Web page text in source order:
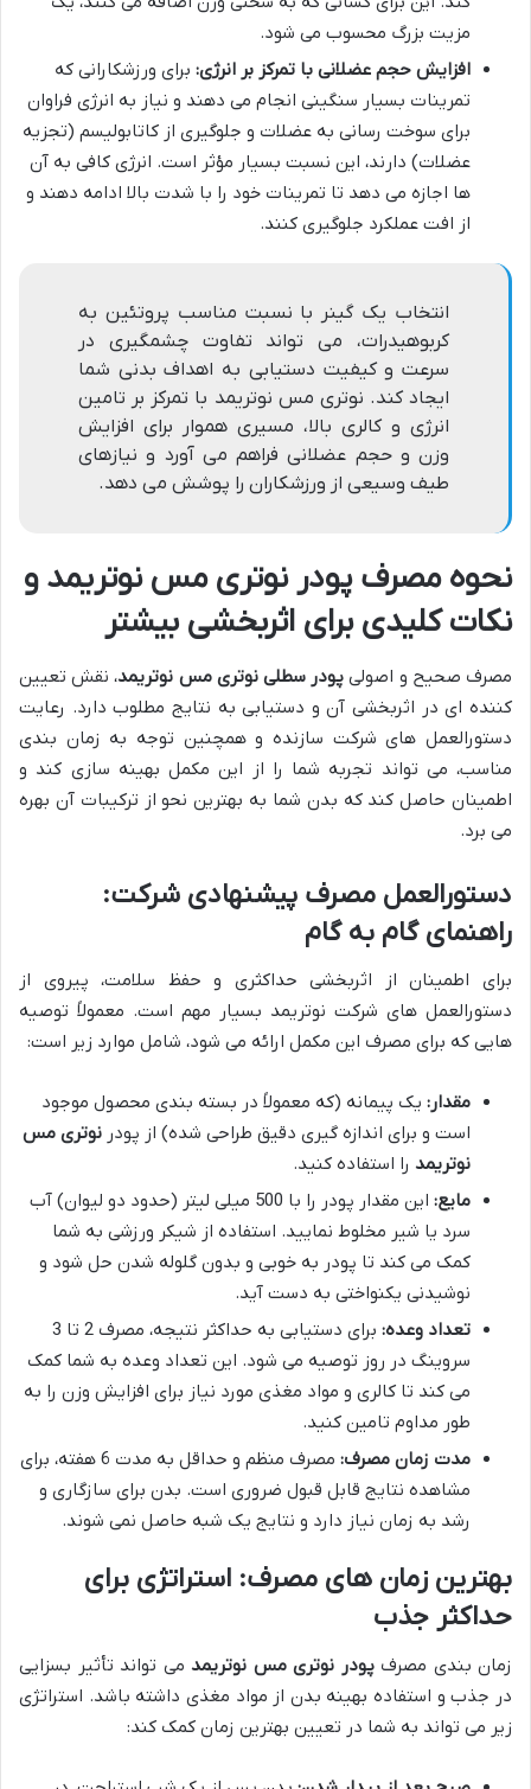
مزیت بزرگ محسوب می شود.
افزایش حجم عضلانی با تمرکز بر انرژی: برای ورزشکارانی که
تمرینات بسیار سنگینی انجام می دهند و نیاز به انرژی فراوان
برای سوخت رسانی به عضلات و جلوگیری از کاتابولیسم (تجزیه
عضلات) دارند، این نسبت بسیار مؤثر است. انرژی کافی به آن
ها اجازه می دهد تا تمرینات خود را با شدت بالا ادامه دهند و
از افت عملکرد جلوگیری کنند.
انتخاب یک گینر با نسبت مناسب پروتئین به
کربوهیدرات، می تواند تفاوت چشمگیری در
سرعت و کیفیت دستیابی به اهداف بدنی شما
ایجاد کند. نوتری مس نوتریمد با تمرکز بر تامین
انرژی و کالری بالا، مسیری هموار برای افزایش
وزن و حجم عضلانی فراهم می آورد و نیازهای
طیف وسیعی از ورزشکاران را پوشش می دهد.
نحوه مصرف پودر نوتری مس نوتریمد و
نکات کلیدی برای اثربخشی بیشتر
مصرف صحیح و اصولی پودر سطلی نوتری مس نوتریمد، نقش تعیین
کننده ای در اثربخشی آن و دستیابی به نتایج مطلوب دارد. رعایت
دستورالعمل های شرکت سازنده و همچنین توجه به زمان بندی
مناسب، می تواند تجربه شما را از این مکمل بهینه سازی کند و
اطمینان حاصل کند که بدن شما به بهترین نحو از ترکیبات آن بهره
می برد.
دستورالعمل مصرف پیشنهادی شرکت:
راهنمای گام به گام
برای اطمینان از اثربخشی حداکثری و حفظ سلامت، پیروی از
دستورالعمل های شرکت نوتریمد بسیار مهم است. معمولاً توصیه
هایی که برای مصرف این مکمل ارائه می شود، شامل موارد زیر است:
مقدار: یک پیمانه (که معمولاً در بسته بندی محصول موجود
است و برای اندازه گیری دقیق طراحی شده) از پودر نوتری مس
نوتریمد را استفاده کنید.
مایع:
این مقدار پودر را با 500 میلی لیتر (حدود دو لیوان) آب
سرد یا شیر مخلوط نمایید. استفاده از شیکر ورزشی به شما
کمک می کند تا پودر به خوبی و بدون گلوله شدن حل شود و
نوشیدنی یکنواختی به دست آید.
تعداد وعده:
برای دستیابی به حداکثر نتیجه، مصرف 2 تا 3
سروینگ در روز توصیه می شود. این تعداد وعده به شما کمک
می کند تا کالری و مواد مغذی مورد نیاز برای افزایش وزن را به
طور مداوم تامین کنید.
مدت زمان مصرف:
مصرف منظم و حداقل به مدت 6 هفته، برای
مشاهده نتایج قابل قبول ضروری است. بدن برای سازگاری و
رشد به زمان نیاز دارد و نتایج یک شبه حاصل نمی شوند.
بهترین زمان های مصرف: استراتژی برای
حداکثر جذب
زمان بندی مصرفپودر نوتری مس نوتریمد می تواند تأثیر بسزایی
در جذب و استفاده بهینه بدن از مواد مغذی داشته باشد. استراتژی
زیر می تواند به شما در تعیین بهترین زمان کمک کند: